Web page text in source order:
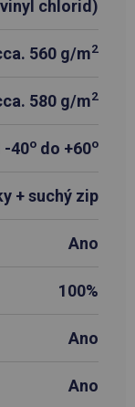
chlorid)
560 g/m2
580 g/m2
-40o do +60o
+ suchý zip
Ano
100%
Ano
Ano